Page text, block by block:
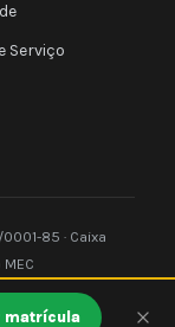
matrícula
Serviço
85 · Caixa